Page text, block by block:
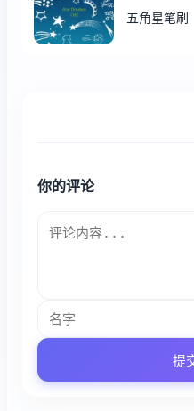
五角星笔刷
你的评论
提